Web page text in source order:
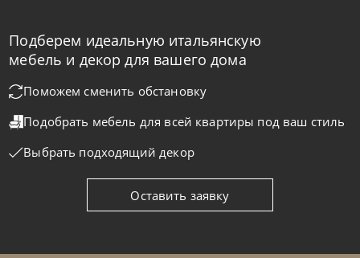
Подберем идеальную итальянскую
мебель и декор для вашего дома
Поможем сменить обстановку
Подобрать мебель для всей квартиры под ваш стиль
Выбрать подходящий декор
Оставить заявку